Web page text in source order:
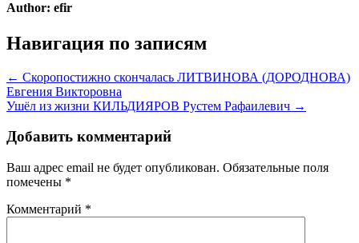
Author: efir
Навигация по записям
← Скоропостижно скончалась ЛИТВИНОВА (ДОРОДНОВА)
Евгения Викторовна
Ушёл из жизни КИЛЬДИЯРОВ Рустем Рафаилевич →
Добавить комментарий
Ваш адрес email не будет опубликован. Обязательные поля
помечены *
Комментарий *